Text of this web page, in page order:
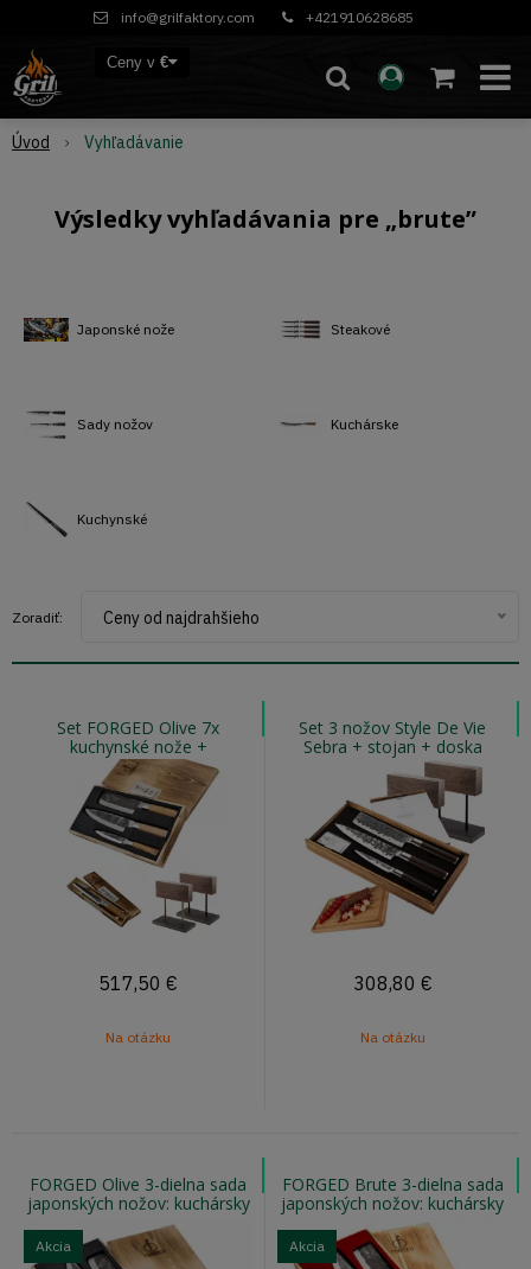
info@grilfaktory.com +421910628685
Ceny v €
Úvod Vyhľadávanie
Výsledky vyhľadávania pre „brute”
Japonské nože Steakové
Sady nožov Kuchárske
Kuchynské
Zoradiť: Ceny od najdrahšieho
Set FORGED Olive 7x
kuchynské nože +
magnetický stojan
517,50 €
Na otázku
Set 3 nožov Style De Vie
Sebra + stojan + doska
308,80 €
Na otázku
FORGED Olive 3-dielna sada
japonských nožov: kuchársky
nôž, na zeleninu, univerzálny
Akcia
FORGED Brute 3-dielna sada
japonských nožov: kuchársky
nôž, na zeleninu, univerzálny
Akcia